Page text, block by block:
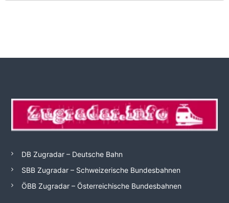
DB Zugradar – Deutsche Bahn
SBB Zugradar – Schweizerische Bundesbahnen
ÖBB Zugradar – Österreichische Bundesbahnen